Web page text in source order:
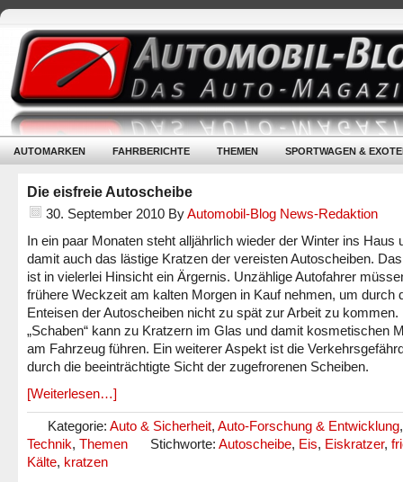
AUTOMARKEN FAHRBERICHTE THEMEN SPORTWAGEN &
Die eisfreie Autoscheibe
30. September 2010 ByAutomobil-Blog News-Redaktion
In ein paar Monaten steht alljährlich wieder der Winter ins Haus
damit auch das lästige Kratzen der vereisten Autoscheiben.
ist in vielerlei Hinsicht ein Ärgernis. Unzählige Autofahrer
frühere Weckzeit am kalten Morgen in Kauf nehmen, um durch
Enteisen der Autoscheiben nicht zu spät zur Arbeit zu kommen.
„Schaben“ kann zu Kratzern im Glas und damit kosmetischen
am Fahrzeug führen. Ein weiterer Aspekt ist die
durch die beeinträchtigte Sicht der zugefrorenen Scheiben.
[Weiterlesen…]
Kategorie: Auto & Sicherheit, Auto-Forschung & Entwicklung
Technik, Themen Stichworte: Autoscheibe, Eis, Eiskratzer,
Kälte, kratzen